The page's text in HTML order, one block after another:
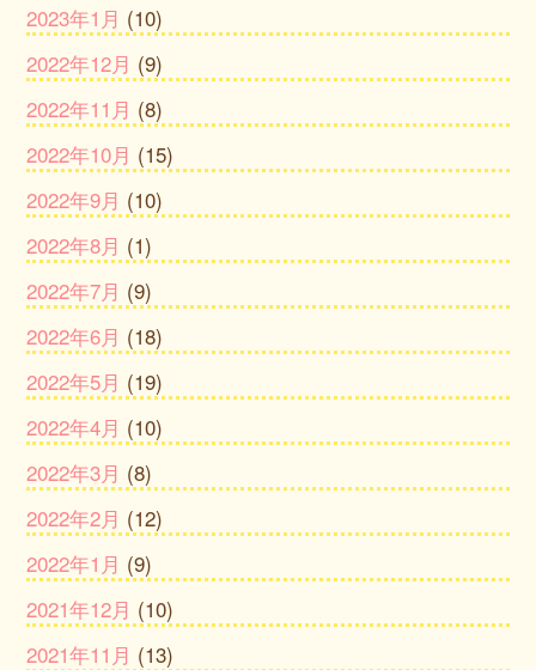
2023年1月 (10)
2022年12月 (9)
2022年11月 (8)
2022年10月 (15)
2022年9月 (10)
2022年8月 (1)
2022年7月 (9)
2022年6月 (18)
2022年5月 (19)
2022年4月 (10)
2022年3月 (8)
2022年2月 (12)
2022年1月 (9)
2021年12月 (10)
2021年11月 (13)